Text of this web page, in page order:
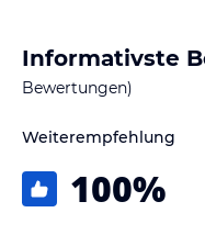
5 Einzelzimmer, 16
Gastronomie im Hotel
unserem
Informativste
Bewertungen)
Weiterempfehlung
100%